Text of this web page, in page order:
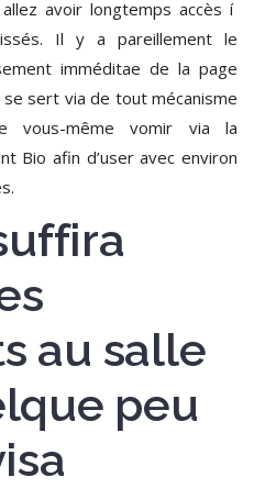
avoir longtemps accès í
Il y a pareillement le
imméditae de la page
sert via de tout mécanisme
vous-même vomir via la
Bio afin d’user avec environ
au salle
peu